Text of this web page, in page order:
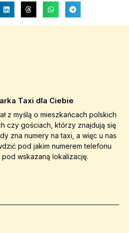
Taxi dla Ciebie
z myślą o mieszkańcach polskich
czy gościach, którzy znajdują się
zna numery na taxi, a więc u nas
pod jakim numerem telefonu
wskazaną lokalizację.